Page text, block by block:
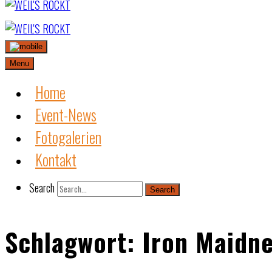
Skip
to
content
Menu
Home
Event-News
Fotogalerien
Kontakt
Search Search
Schlagwort: Iron